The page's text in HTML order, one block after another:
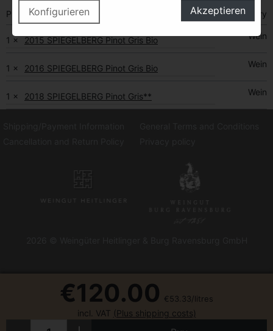
€120.00 €53.33/litres
incl. VAT (Plus shipping costs)
Product name Category
1 × 2015 SPIEGELBERG Pinot Gris Bio Wein
1 × 2016 SPIEGELBERG Pinot Gris Bio Wein
1 × 2018 SPIEGELBERG Pinot Gris** Wein
Konfigurieren Akzeptieren